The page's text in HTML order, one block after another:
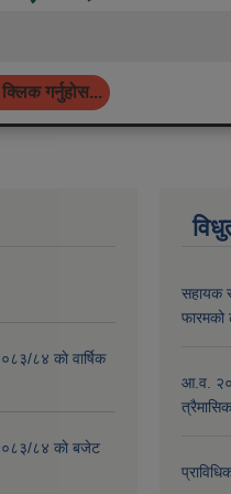
गर्नुहोस...
८४ काे वार्षिक
८४ काे बजेट
सहायक
फारमको
आ.व.
त्रैमासिक